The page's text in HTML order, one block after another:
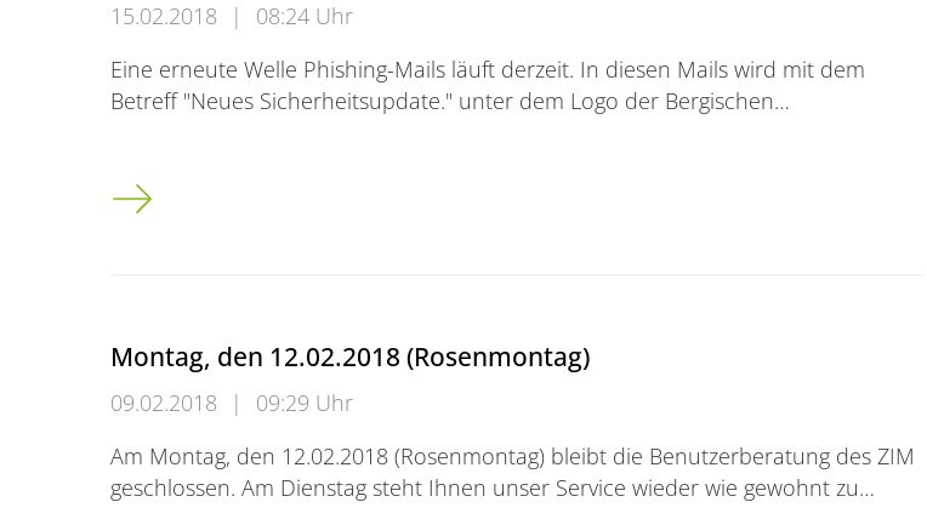
15.02.2018 |
08:24 Uhr
Eine erneute Welle Phishing-Mails läuft derzeit. In diesen Mails wird mit dem
Betreff "Neues Sicherheitsupdate." unter dem Logo der Bergischen…
Erneut Phishing Mails im Umlauf
Montag, den 12.02.2018 (Rosenmontag)
09.02.2018 |
09:29 Uhr
Am Montag, den 12.02.2018 (Rosenmontag) bleibt die Benutzerberatung des ZIM
geschlossen. Am Dienstag steht Ihnen unser Service wieder wie gewohnt zu…